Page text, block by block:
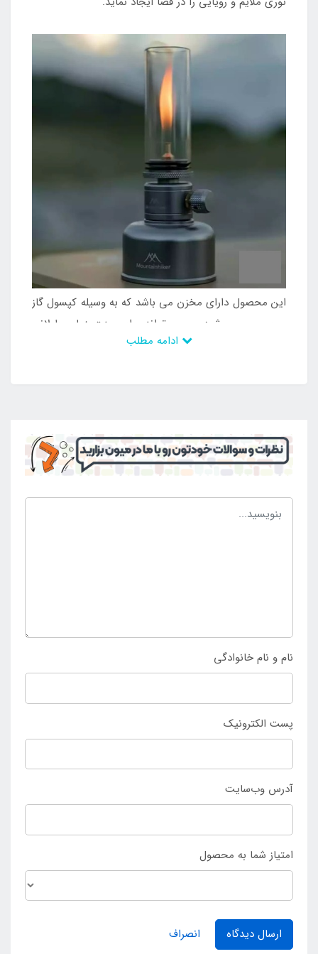
این محصول دارای مخزن می باشد که به وسیله کپسول گاز
پیچی پر می شود و می تواند برای مدت زمان طولانی
روشن بماند. در واقع به این طریق تامین انرژی می گردد تا
برداری های لازم را به عمل آورد. فانوس مد نظر دارای
شیشه مقاوم و محکم نیز می باشد که در برابر حرارت نشکن
می باشد و می تواند ظاهر محصول را هر چه بیش تر شبیه
به فانوس های قدیمی کند تا مشابه با آن ها شود. این
محصول می تواند با داشتن ابعاد کمجا به راحتی حمل و جا
نام و نام خانوادگی
پست الکترونیک
آدرس وب‌سایت
امتیاز شما به محصول
ارسال دیدگاه انصراف